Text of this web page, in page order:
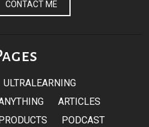
CONTACT ME
ULTRALEARNING
ARTICLES
PODCAST